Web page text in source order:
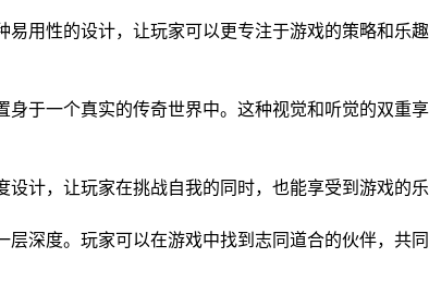
用性的设计，让玩家可以更专注于游戏的策略和乐
于一个真实的传奇世界中。这种视觉和听觉的双重
计，让玩家在挑战自我的同时，也能享受到游戏的乐
深度。玩家可以在游戏中找到志同道合的伙伴，共